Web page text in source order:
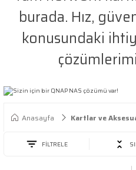
burada. Hız,
konusundaki
Anasayfa Kartlar ve
FİLTRELE